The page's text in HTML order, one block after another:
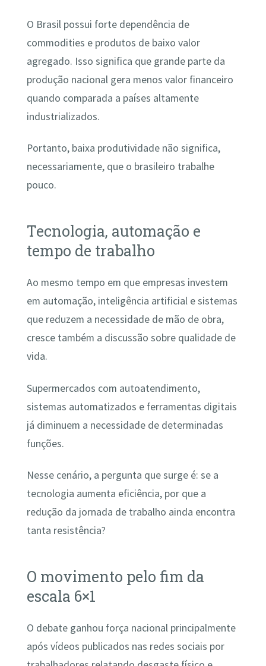
O Brasil possui forte dependência de
commodities e produtos de baixo valor
agregado. Isso significa que grande parte da
produção nacional gera menos valor financeiro
quando comparada a países altamente
industrializados.
Portanto, baixa produtividade não significa,
necessariamente, que o brasileiro trabalhe
pouco.
Tecnologia, automação e
tempo de trabalho
Ao mesmo tempo em que empresas investem
em automação, inteligência artificial e sistemas
que reduzem a necessidade de mão de obra,
cresce também a discussão sobre qualidade de
vida.
Supermercados com autoatendimento,
sistemas automatizados e ferramentas digitais
já diminuem a necessidade de determinadas
funções.
Nesse cenário, a pergunta que surge é: se a
tecnologia aumenta eficiência, por que a
redução da jornada de trabalho ainda encontra
tanta resistência?
O movimento pelo fim da
escala 6×1
O debate ganhou força nacional principalmente
após vídeos publicados nas redes sociais por